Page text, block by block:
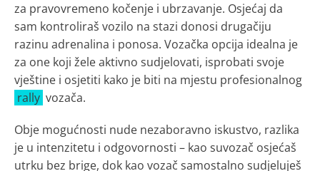
za pravovremeno kočenje i ubrzavanje. Osjećaj da
sam kontroliraš vozilo na stazi donosi drugačiju
razinu adrenalina i ponosa. Vozačka opcija idealna je
za one koji žele aktivno sudjelovati, isprobati svoje
vještine i osjetiti kako je biti na mjestu profesionalnog
rally vozača.
Obje mogućnosti nude nezaboravno iskustvo, razlika
je u intenzitetu i odgovornosti – kao suvozač osjećaš
utrku bez brige, dok kao vozač samostalno sudjeluješ